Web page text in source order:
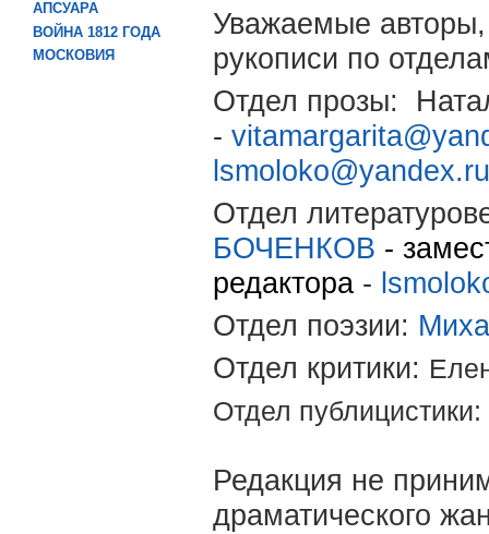
АПСУАРА
ВОЙНА 1812 ГОДА
МОСКОВИЯ
Уважаемые авторы,
рукописи по
Отдел прозы:
-
lsmoloko@yandex.ru
Отдел
БОЧЕНКОВ -
редактора -
Отдел поэзии:
Отдел критики:
Отдел
Редакция не
драматического